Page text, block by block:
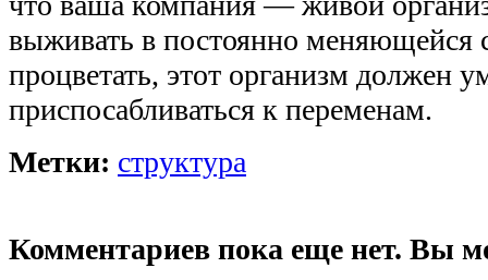
выживать в постоянно меняющейся
процветать, этот организм должен
приспосабливаться к переменам.
Метки: структура
Комментариев пока еще нет. Вы